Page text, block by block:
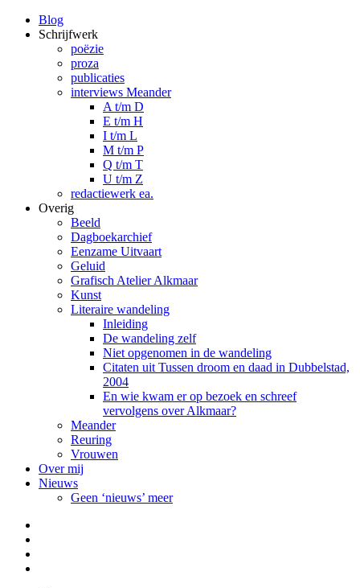
Blog
Schrijfwerk
poëzie
proza
publicaties
interviews Meander
A t/m D
E t/m H
I t/m L
M t/m P
Q t/m T
U t/m Z
redactiewerk ea.
Overig
Beeld
Dagboekarchief
Eenzame Uitvaart
Geluid
Grafisch Atelier Alkmaar
Kunst
Literaire wandeling
Inleiding
De wandeling zelf
Niet opgenomen in de wandeling
Citaten uit Tussen droom en daad in Dubbelstad,
2004
En wie kwam er op bezoek en schreef
vervolgens over Alkmaar?
Meander
Reuring
Vrouwen
Over mij
Nieuws
Geen ‘nieuws’ meer